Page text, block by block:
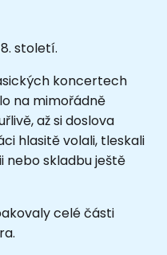
století.
koncertech
na mimořádně
až si doslova
hlasitě volali, tleskali
nebo skladbu ještě
celé části